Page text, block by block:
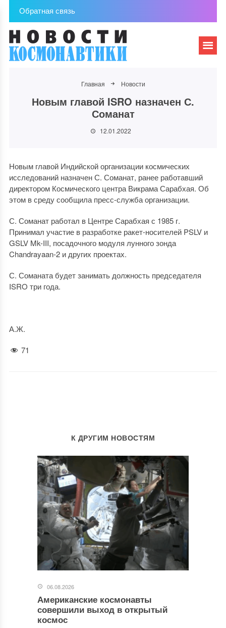
Обратная связь
Главная Новости
Новым главой ISRO назначен С.
Соманат
12.01.2022
Новым главой Индийской организации космических
исследований назначен С. Соманат, ранее работавший
директором Космического центра Викрама Сарабхая. Об
этом в среду сообщила пресс-служба организации.
С. Соманат работал в Центре Сарабхая с 1985 г.
Принимал участие в разработке ракет-носителей PSLV и
GSLV Mk-III, посадочного модуля лунного зонда
Chandrayaan-2 и других проектах.
С. Соманата будет занимать должность председателя
ISRO три года.
А.Ж.
71
К ДРУГИМ НОВОСТЯМ
06.08.2026
Американские космонавты
совершили выход в открытый
космос